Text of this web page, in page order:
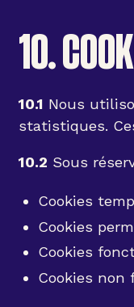
10.
10.1 Nous
statistiques.
10.2 Sous
Cookies
Cookies
Cookies
Cookies non